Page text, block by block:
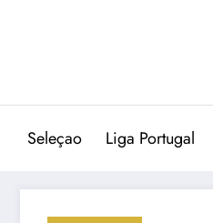
Seleçao Liga Portugal